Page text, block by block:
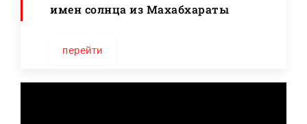
имен солнца из Махабхараты
перейти